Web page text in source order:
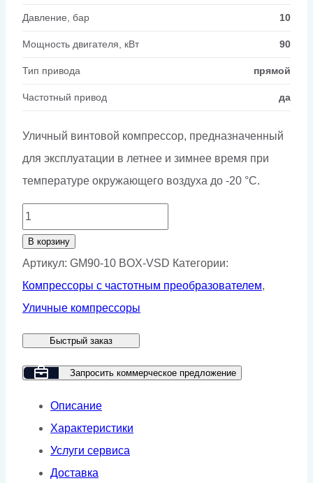
Давление, бар 10
Мощность двигателя, кВт 90
Тип привода прямой
Частотный привод да
Уличный винтовой компрессор, предназначенный
для эксплуатации в летнее и зимнее время при
температуре окружающего воздуха до -20 °С.
Количество
товара
Винтовой
компрессор
GMP
10
BOX
В корзину
Артикул: GM90-10 BOX-VSD Категории:
Компрессоры с частотным преобразователем,
Уличные компрессоры
Быстрый заказ
Запросить коммерческое предложение
Описание
Характеристики
Услуги сервиса
Доставка